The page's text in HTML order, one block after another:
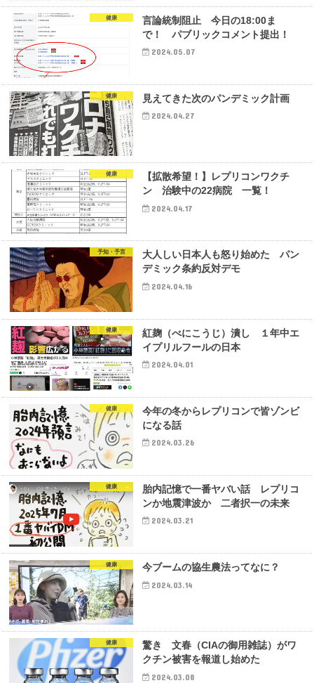
健康
言論統制阻止 今日の18:00ま
で！ パブリックコメント提出！
2024.05.07
健康 見えてきた次のパンデミック計画
2024.04.27
健康
【拡散希望！】レプリコンワクチ
ン 治験中の22病院 一覧！
2024.04.17
予知・予言
大人しい日本人も怒り始めた パン
デミック条約反対デモ
2024.04.16
健康
紅麹（べにこうじ）潰し １年中エ
イプリルフールの日本
2024.04.01
健康
今年の冬からレプリコンで皆ゾンビ
になる話
2024.03.26
健康
胎内記憶で一番ヤバい話 レプリコ
ンか地震津波か 二者択一の未来
2024.03.21
健康 今ブームの協生農法ってなに？
2024.03.14
健康
驚き 文春（CIAの御用雑誌）がワ
クチン被害を報道し始めた
2024.03.08